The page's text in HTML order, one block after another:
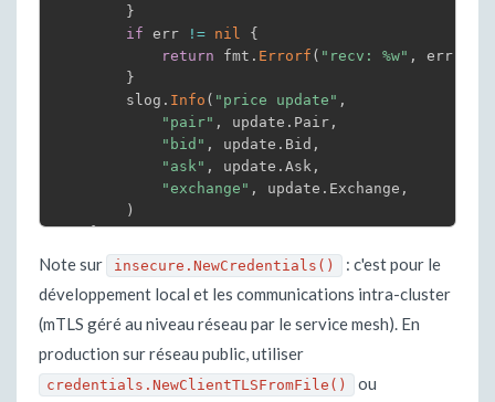
}
if err != nil
{
return fmt . Errorf ( "recv: %w" , err
}
        slog
. Info ( "price update" ,
"pair" , update . Pair ,
"bid" , update . Bid ,
"ask" , update . Ask ,
"exchange" , update . Exchange ,
)
}
}
Note sur insecure.NewCredentials()
: c'est pour le
développement local et les communications intra-cluster
(mTLS géré au niveau réseau par le service mesh). En
production sur réseau public, utiliser
credentials.NewClientTLSFromFile() ou